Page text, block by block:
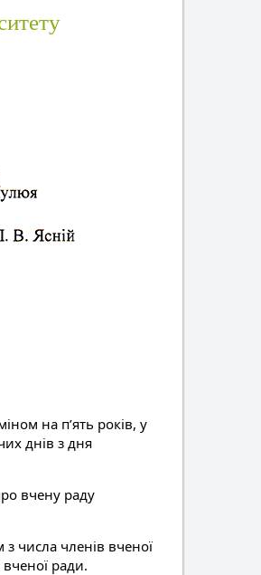
на п’ять років, у
днів з дня
вчену раду
числа членів вченої
ради.